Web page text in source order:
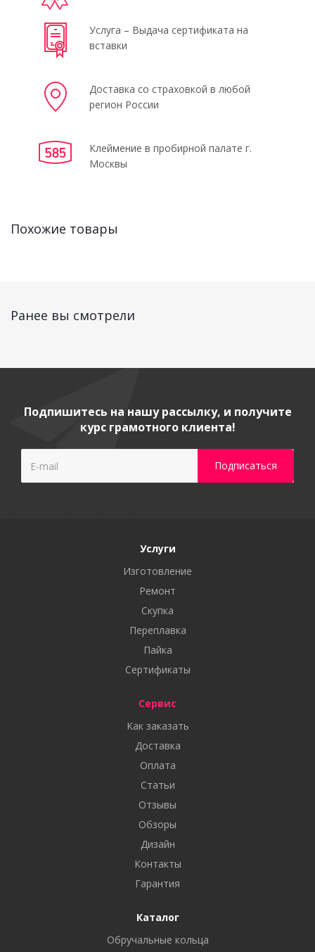
Услуга – Выдача сертификата на
вставки
Доставка со страховкой в любой
регион России
Клеймение в пробирной палате г.
Москвы
Похожие товары
Ранее вы смотрели
Подпишитесь на нашу рассылку, и получите
курс грамотного клиента!
Услуги
Изготовление
Ремонт
Скупка
Переплавка
Пайка
Сертификаты
Сервис
Как заказать
Доставка
Оплата
Статьи
Отзывы
Обзоры
Дизайн
Контакты
Гарантия
Каталог
Обручальные кольца